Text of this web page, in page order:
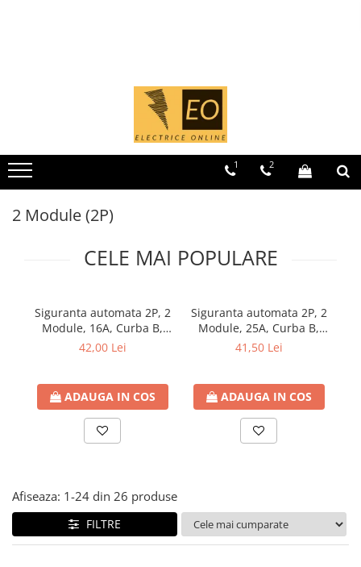
MCB - Sigurante automate
Curba C
1 Modul (1P+N)
Curba C
2 Module (2P)
4 Module (3P+N)
RCCB - Intrerupatoare de curent
RCCB - 30mA - tip A
RCBO - Intrerupatoare cu protectie
diferentiala si la supracurent
RCBO - 30mA - tip A
Curba B
Curba C
1 2
2 Module (2P)
CELE MAI POPULARE
Siguranta automata 2P, 2
Module, 16A, Curba B,
6kA
42,00 Lei
ADAUGA IN COS
Siguranta automata 2P, 2
Module, 25A, Curba B,
6kA
41,50 Lei
ADAUGA IN COS
Afiseaza: 1-24 din 26 produse
FILTRE